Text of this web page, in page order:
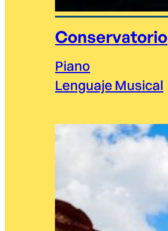
Conservatorio
Piano
Lenguaje Musical